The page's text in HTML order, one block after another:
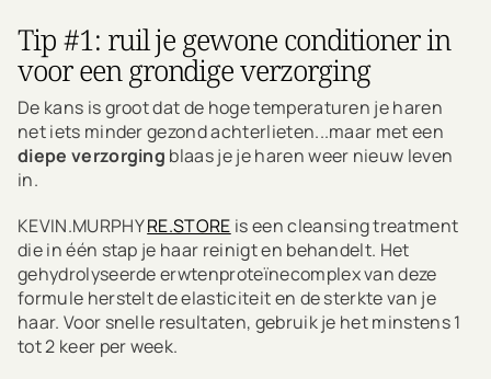
Tip #1: ruil je gewone conditioner in
voor een grondige verzorging
De kans is groot dat de hoge temperaturen je haren
net iets minder gezond achterlieten...maar met een
diepe verzorging blaas je je haren weer nieuw leven
in.
KEVIN.MURPHYRE.STORE is een cleansing treatment
die in één stap je haar reinigt en behandelt. Het
gehydrolyseerde erwtenproteïnecomplex van deze
formule herstelt de elasticiteit en de sterkte van je
haar. Voor snelle resultaten, gebruik je het minstens 1
tot 2 keer per week.